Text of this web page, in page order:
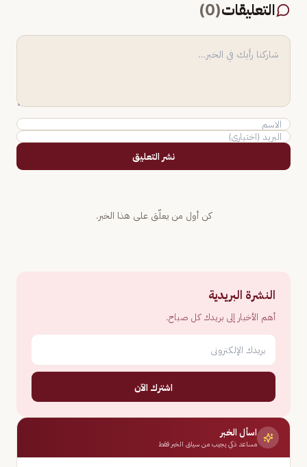
التعليقات(
0
)
نشر التعليق
كن أول من يعلّق على هذا الخبر.
النشرة البريدية
أهم الأخبار إلى بريدك كل صباح.
اشترك الآن
اسأل الخبر
مساعد ذكي يجيب من سياق الخبر فقط